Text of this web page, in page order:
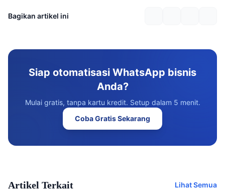
Bagikan artikel ini
Siap otomatisasi WhatsApp bisnis
Anda?
Mulai gratis, tanpa kartu kredit. Setup dalam 5 menit.
Coba Gratis Sekarang
Artikel Terkait Lihat Semua